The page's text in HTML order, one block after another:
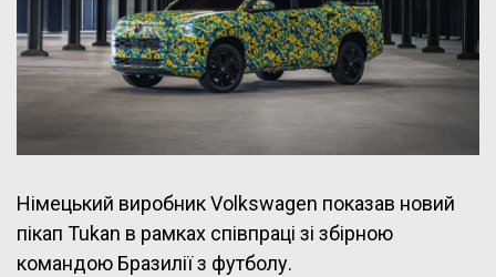
Німецький виробник Volkswagen показав новий
пікап Tukan в рамках співпраці зі збірною
командою Бразилії з футболу.